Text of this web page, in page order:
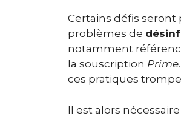
Certains défis
problèmes de
notamment
la souscription Prime
ces pratiques
Il est alors